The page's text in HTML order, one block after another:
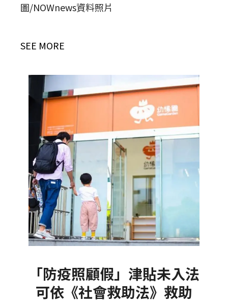
圖/NOWnews資料照片
SEE MORE
「防疫照顧假」津貼未入法
可依《社會救助法》救助